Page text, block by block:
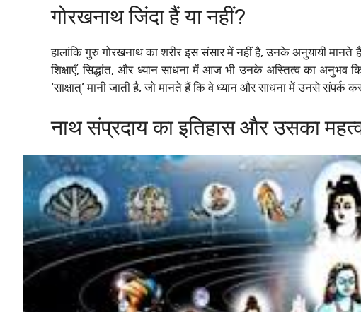
गोरखनाथ जिंदा हैं या नहीं?
हालांकि गुरु गोरखनाथ का शरीर इस संसार में नहीं है, उनके अनुयायी
शिक्षाएँ, सिद्धांत, और ध्यान साधना में आज भी उनके अस्तित्व का अनुभव
‘साक्षात्‌’ मानी जाती है, जो मानते हैं कि वे ध्यान और साधना में उनसे संपर्क
नाथ संप्रदाय का इतिहास और उसका